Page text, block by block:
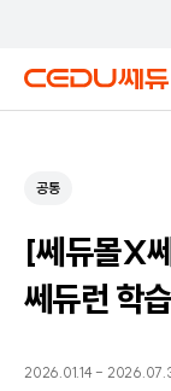
공통
[쎄듀몰X
쎄듀런 학
2026.01.14-